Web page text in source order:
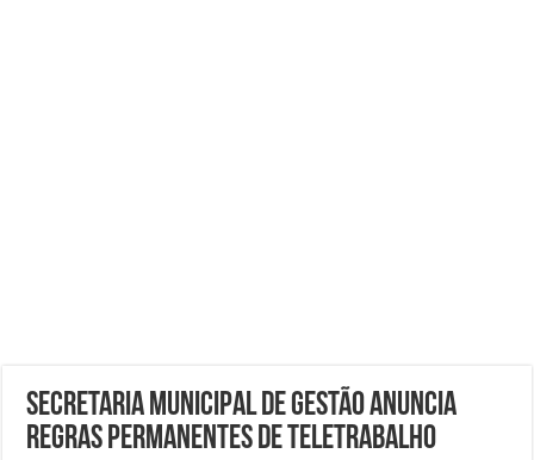
Secretaria Municipal de Gestão anuncia
regras permanentes de teletrabalho